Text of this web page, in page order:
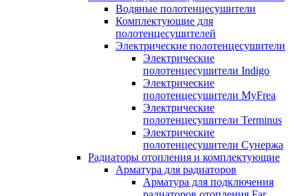
Водяные полотенцесушители
Комплектующие для
полотенцесушителей
Электрические полотенцесушители
Электрические
полотенцесушители Indigo
Электрические
полотенцесушители MyFrea
Электрические
полотенцесушители Terminus
Электрические
полотенцесушители Сунержа
Радиаторы отопления и комплектующие
Арматура для радиаторов
Арматура для подключения